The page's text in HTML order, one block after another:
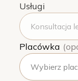
Usługi
Konsultacja
Placówka
Wybierz